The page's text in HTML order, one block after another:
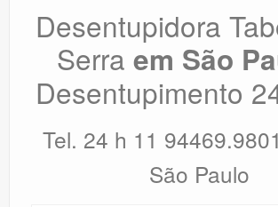
Desentupidora
Serra em São
Desentupimento
Tel. 24 h 11
São Paulo